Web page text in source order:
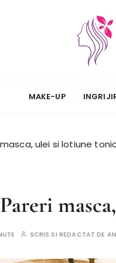
MAKE-UP
ulei si lotiune
SCRIS SI REDACTAT DE